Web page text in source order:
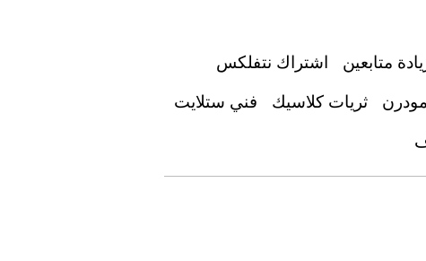
اشتراك نتفلكس متابعين
فني ستلايت
ثريات كلاسيك